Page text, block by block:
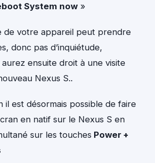
System now »
de votre appareil peut prendre
donc pas d’inquiétude,
ensuite droit à une visite
Nexus S..
il est désormais possible de faire
en natif sur le Nexus S en
sur les touches Power +